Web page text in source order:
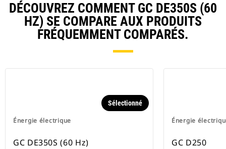
DÉCOUVREZ COMMENT GC DE350S (60
HZ) SE COMPARE AUX PRODUITS
FRÉQUEMMENT COMPARÉS.
Énergie électrique
Sélectionné
GC DE350S (60 Hz)
Énergie
GC D250